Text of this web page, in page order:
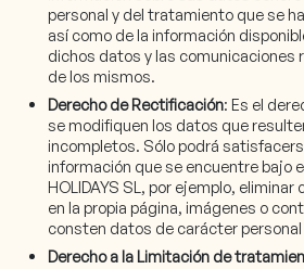
personal y del tratamiento que se
así como de la información
dichos datos y las comunicaciones
de los mismos.
Derecho de Rectificación: Es el
se modifiquen los datos que
incompletos. Sólo podrá
información que se encuentre bajo
HOLIDAYS SL, por ejemplo,
en la propia página, imágenes o
consten datos de carácter personal
Derecho a la Limitación de